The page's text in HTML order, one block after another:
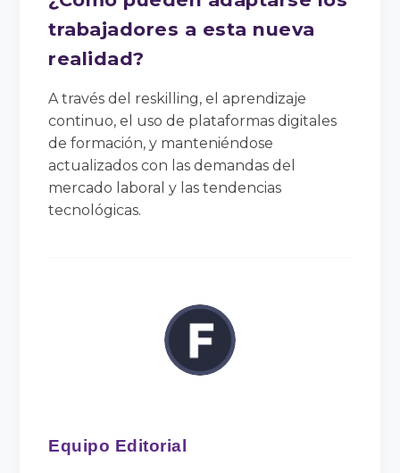
trabajadores a esta nueva
realidad?
A través del reskilling, el aprendizaje
continuo, el uso de plataformas digitales
de formación, y manteniéndose
actualizados con las demandas del
mercado laboral y las tendencias
tecnológicas.
Equipo Editorial